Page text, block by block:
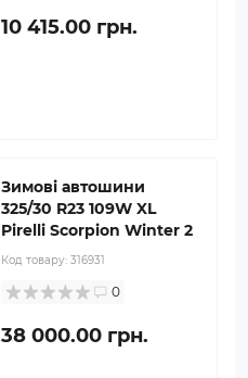
10 415.00 грн.
Зимові автошини
325/30 R23 109W XL
Pirelli Scorpion Winter 2
Код товару: 316931
0
38 000.00 грн.